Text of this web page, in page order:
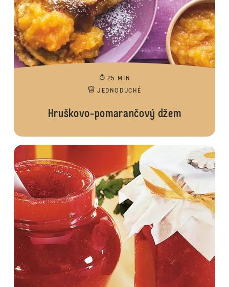
25 MIN
JEDNODUCHÉ
Hruškovo-pomarančový džem